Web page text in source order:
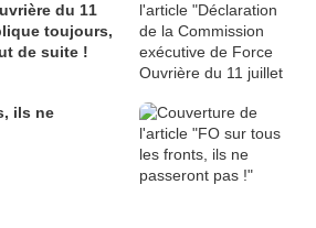
du 11
toujours,
de suite !
ils ne